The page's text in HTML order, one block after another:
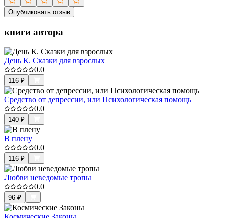
Опубликовать отзыв
книги автора
День К. Сказки для взрослых
0.0
116 ₽
Средство от депрессии, или Психологическая помощь
0.0
140 ₽
В плену
0.0
116 ₽
Любви неведомые тропы
0.0
96 ₽